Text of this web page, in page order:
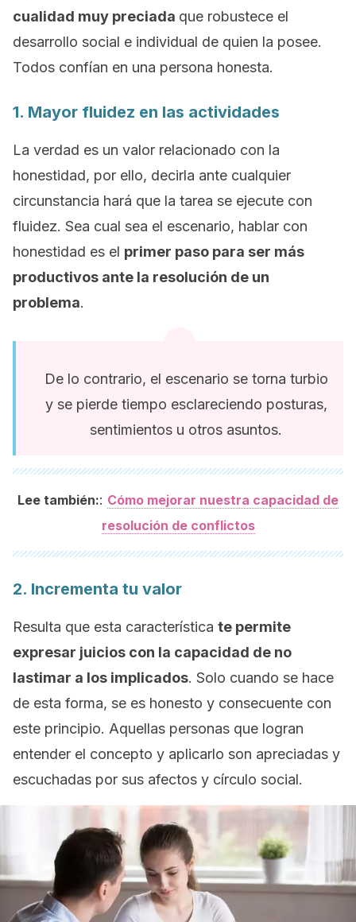
cualidad muy preciada que robustece el
desarrollo social e individual de quien la posee.
Todos confían en una persona honesta.
1. Mayor fluidez en las actividades
La verdad es un valor relacionado con la
honestidad, por ello, decirla ante cualquier
circunstancia hará que la tarea se ejecute con
fluidez. Sea cual sea el escenario, hablar con
honestidad es el primer paso para ser más
productivos ante la resolución de un
problema.
De lo contrario, el escenario se torna turbio
y se pierde tiempo esclareciendo posturas,
sentimientos u otros asuntos.
Lee también:: Cómo mejorar nuestra capacidad de
resolución de conflictos
2. Incrementa tu valor
Resulta que esta característica te permite
expresar juicios con la capacidad de no
lastimar a los implicados. Solo cuando se hace
de esta forma, se es honesto y consecuente con
este principio. Aquellas personas que logran
entender el concepto y aplicarlo son apreciadas y
escuchadas por sus afectos y círculo social.